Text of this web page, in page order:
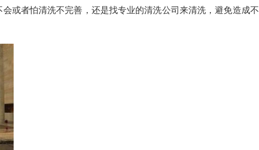
或者怕清洗不完善，还是找专业的清洗公司来清洗，避免造成